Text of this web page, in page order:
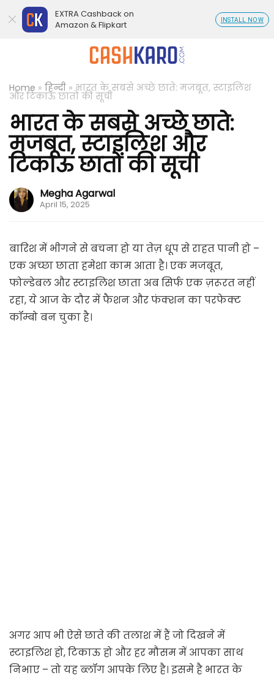
Home » हिन्दी »भारत के सबसे अच्छे छाते: मजबूत, स्टाइलिश
और टिकाऊ छातों की सूची
भारत के सबसे अच्छे छाते:
मजबूत, स्टाइलिश और
टिकाऊ छातों की सूची
Megha Agarwal
April 15, 2025
बारिश में भीगने से बचना हो या तेज़ धूप से राहत पानी हो –
एक अच्छा छाता हमेशा काम आता है। एक मजबूत,
फोल्डेबल और स्टाइलिश छाता अब सिर्फ एक ज़रूरत नहीं
रहा, ये आज के दौर में फैशन और फंक्शन का परफेक्ट
कॉम्बो बन चुका है।
अगर आप भी ऐसे छाते की तलाश में हैं जो दिखने में
स्टाइलिश हो, टिकाऊ हो और हर मौसम में आपका साथ
निभाए – तो यह ब्लॉग आपके लिए है। इसमे है भारत के
EXTRA Cashback on
Amazon & Flipkart
INSTALL NOW